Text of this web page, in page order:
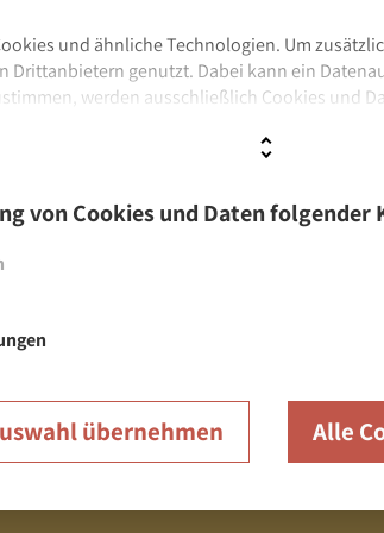
& Besucherinfos
Über uns
und ähnliche Technologien. Um
Drittanbietern genutzt. Dabei kann ein
werden ausschließlich Cookies und
Cookies und Daten folgender Kategorien zu
Details zu den Kategorien finden Sie unter
von Cookies und Daten folgender
Alle
übernehmen